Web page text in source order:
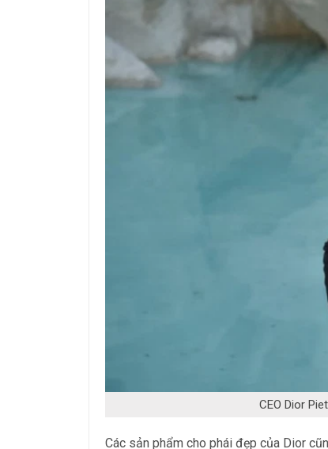
CEO Dior
Các sản phẩm cho phái đẹp của Dior